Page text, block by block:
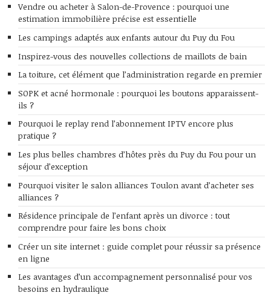
Vendre ou acheter à Salon-de-Provence : pourquoi une
estimation immobilière précise est essentielle
Les campings adaptés aux enfants autour du Puy du Fou
Inspirez-vous des nouvelles collections de maillots de bain
La toiture, cet élément que l’administration regarde en premier
SOPK et acné hormonale : pourquoi les boutons apparaissent-
ils ?
Pourquoi le replay rend l’abonnement IPTV encore plus
pratique ?
Les plus belles chambres d’hôtes près du Puy du Fou pour un
séjour d’exception
Pourquoi visiter le salon alliances Toulon avant d’acheter ses
alliances ?
Résidence principale de l’enfant après un divorce : tout
comprendre pour faire les bons choix
Créer un site internet : guide complet pour réussir sa présence
en ligne
Les avantages d’un accompagnement personnalisé pour vos
besoins en hydraulique